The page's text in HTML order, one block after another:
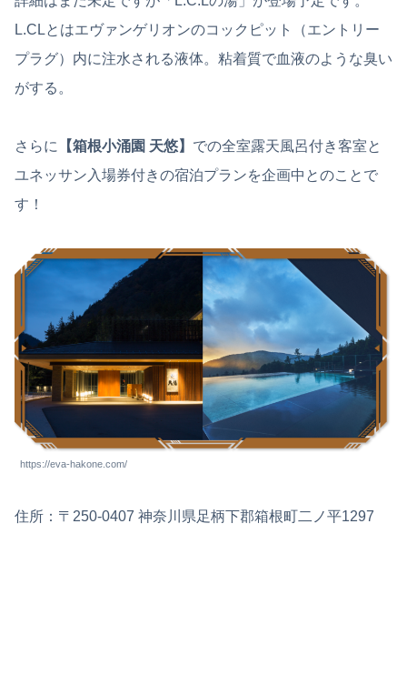
L.CLとはエヴァンゲリオンのコックピット（エントリー
プラグ）内に注水される液体。粘着質で血液のような臭い
がする。
さらに 【箱根小涌園 天悠】 での全室露天風呂付き客室と
ユネッサン入場券付きの宿泊プランを企画中とのことで
す！
https://eva-hakone.com/
住所：〒250-0407 神奈川県足柄下郡箱根町二ノ平1297